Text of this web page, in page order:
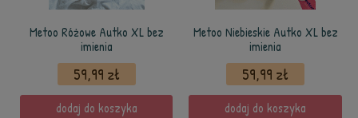
Metoo Różowe Autko XL bez
imienia
59,99 zł
dodaj do koszyka
Metoo Niebieskie Autko XL bez
imienia
59,99 zł
dodaj do koszyka